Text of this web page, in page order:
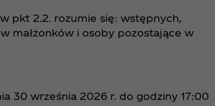
pkt 2.2. rozumie się: wstępnych,
małżonków i osoby pozostające w
30 września 2026 r. do godziny 17:00